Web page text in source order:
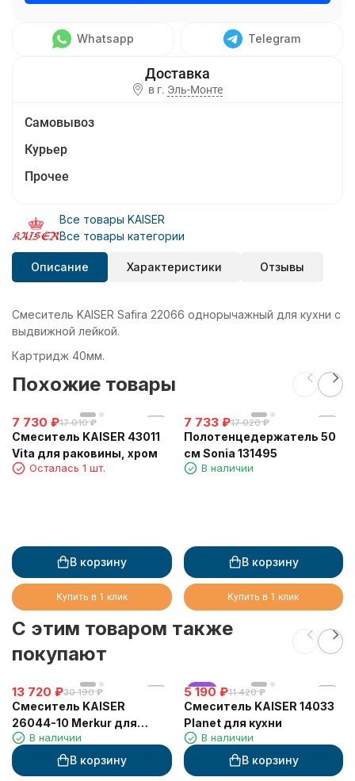
Whatsapp Telegram
в г. Эль-Монте
Самовывоз
Курьер
Прочее
Все товары KAISER
Все товары категории
Описание Характеристики Отзывы
Смеситель KAISER Safira 22066 однорычажный для кухни с
выдвижной лейкой.
Картридж 40мм.
Похожие товары
7 730 ₽17 010 ₽
Смеситель KAISER 43011
Vita для раковины, хром
Осталась 1 шт.
В корзину
Купить в 1 клик
7 733 ₽17 020 ₽
Полотенцедержатель 50
см Sonia 131495
В наличии
В корзину
Купить в 1 клик
C этим товаром также
покупают
13 720 ₽30 190 ₽
Смеситель KAISER
26044-10 Merkur для
кухни, с краном для
питьевой воды, белый
глянц
В наличии
В корзину
хит
5 190 ₽11 420 ₽
Смеситель KAISER 14033
Planet для кухни
В наличии
В корзину